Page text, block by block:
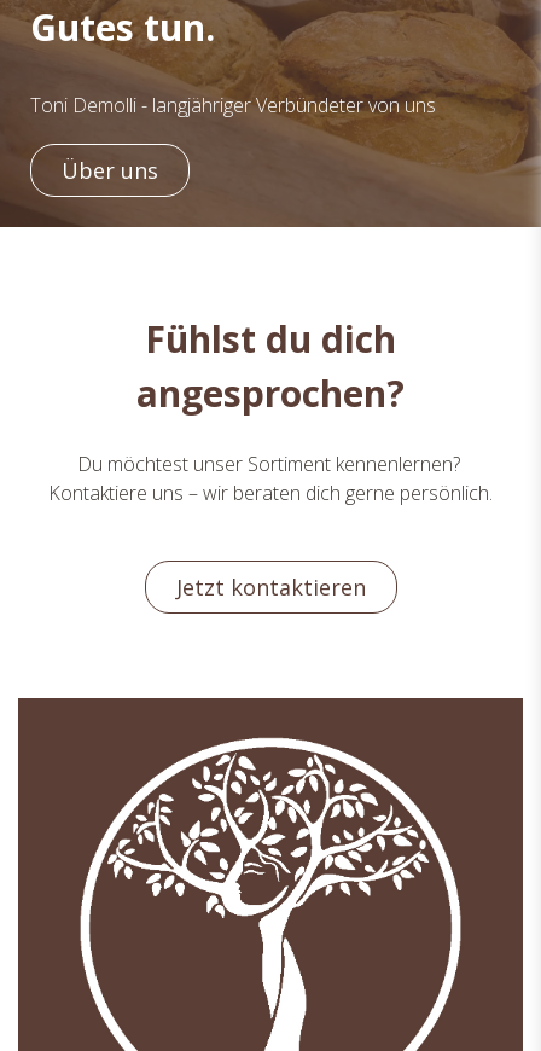
Gutes tun.
Toni Demolli - langjähriger Verbündeter von uns
Über uns
Fühlst du dich
angesprochen?
Du möchtest unser Sortiment kennenlernen?
Kontaktiere uns – wir beraten dich gerne persönlich.
Jetzt kontaktieren